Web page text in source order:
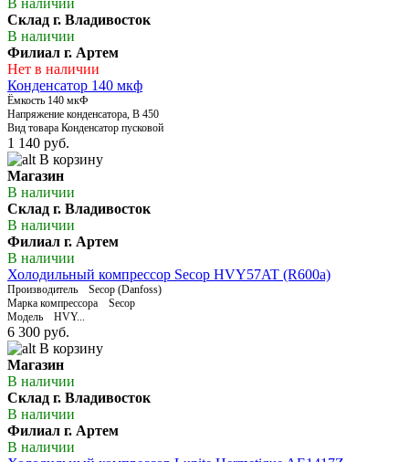
В наличии
Склад г. Владивосток
В наличии
Филиал г. Артем
Нет в наличии
Конденсатор 140 мкф
Ёмкость 140 мкФ
Напряжение конденсатора, В 450
Вид товара Конденсатор пусковой
1 140 руб.
В корзину
Магазин
В наличии
Склад г. Владивосток
В наличии
Филиал г. Артем
В наличии
Холодильный компрессор Secop HVY57AT (R600a)
Производитель Secop (Danfoss)
Марка компрессора Secop
Модель HVY...
6 300 руб.
В корзину
Магазин
В наличии
Склад г. Владивосток
В наличии
Филиал г. Артем
В наличии